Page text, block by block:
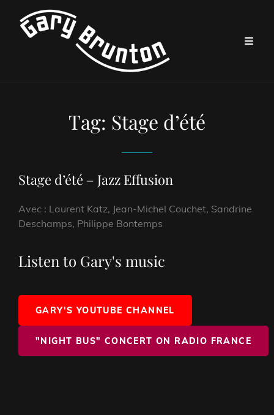
Tag: Stage d’été
Stage d’été – Jazz Effusion
Avec : Laurent Katz, Jean-Michel Couchet, Sandrine
Deschamps, Philippe Bontemps
Listen to Gary's music
GARY'S YOUTUBE CHANNEL
"NIGHT BUS" CONCERT ON RADIO FRANCE